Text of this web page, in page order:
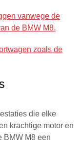
vanwege de
de BMW M8.
zoals de
die elke
krachtige motor en
BMW M8 een